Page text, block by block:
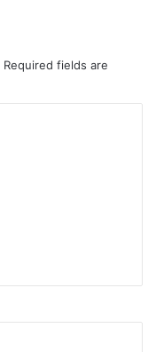
Required fields are